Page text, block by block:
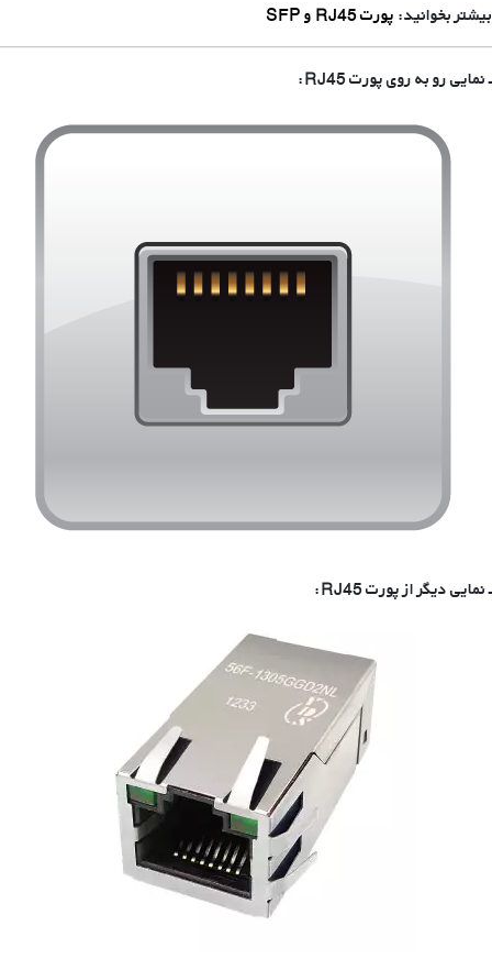
بیشتر بخوانید: پورت RJ45 و SFP
ـ نمایی رو به روی پورت RJ45:
ـ نمایی دیگر از پورت RJ45: